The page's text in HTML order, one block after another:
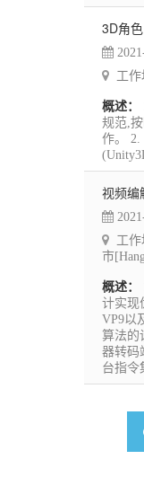
3D角色
工
概述：
规范,
作。 2.
视频编
工作
市
概述：
计实现
VP9以
算法的
器转码
台指令